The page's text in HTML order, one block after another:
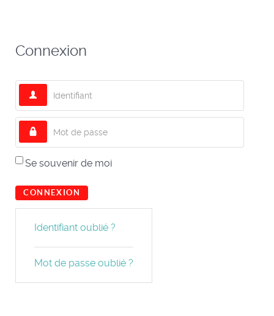
Connexion
Identifiant
Mot de passe
Se souvenir de moi
CONNEXION
Identifiant oublié ?
Mot de passe oublié ?